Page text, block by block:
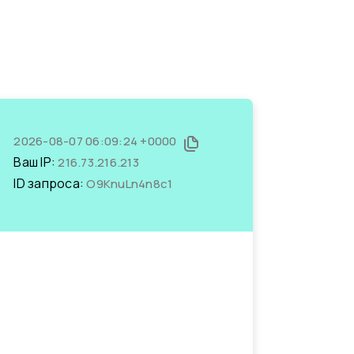
2026-08-07 06:09:24 +0000
Ваш IP:216.73.216.213
ID запроса:O9KnuLn4n8c1